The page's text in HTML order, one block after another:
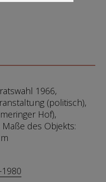
1966,
(politisch),
Hof),
Maße des Objekts:
1980